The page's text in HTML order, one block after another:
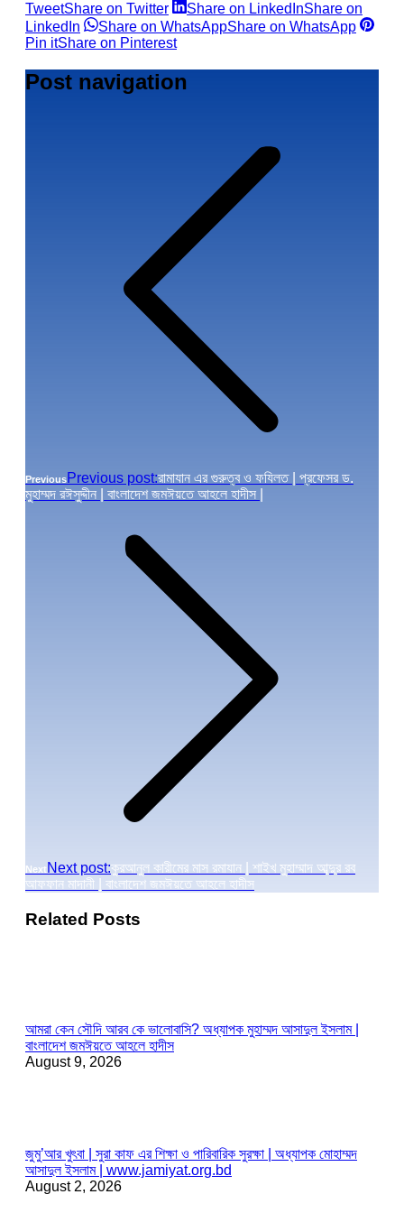
TweetShare on Twitter Share on LinkedInShare on
LinkedIn
Share on WhatsAppShare on WhatsApp
Pin itShare on Pinterest
Post navigation
PreviousPrevious post:রামাযান এর গুরুত্ব ও ফযিলত | প্রফেসর ড.
মুহাম্মদ রঈসুদ্দীন | বাংলাদেশ জমঈয়তে আহলে হাদীস |
Next Next post:কুরআনুল কারীমের মাস রমাযান | শাইখ মুহাম্মাদ আব্দুর রব
আফফান মাদানী | বাংলাদেশ জমঈয়তে আহলে হাদীস
Related Posts
আমরা কেন সৌদি আরব কে ভালোবাসি? অধ্যাপক মুহাম্মদ আসাদুল ইসলাম |
বাংলাদেশ জমঈয়তে আহলে হাদীস
August 9, 2026
জুমু’আর খুৎবা | সুরা কাফ এর শিক্ষা ও পারিবারিক সুরক্ষা | অধ্যাপক মোহাম্মদ
আসাদুল ইসলাম | www.jamiyat.org.bd
August 2, 2026